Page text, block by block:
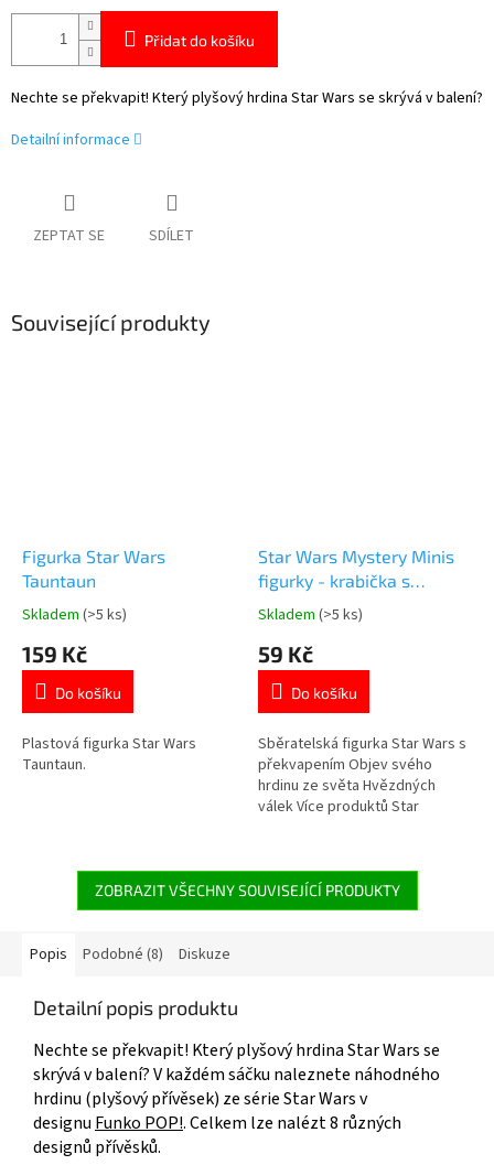
Přidat do košíku
Nechte se překvapit! Který plyšový hrdina Star Wars se skrývá v balení?
Detailní informace
ZEPTAT SE SDÍLET
Související produkty
Figurka Star Wars
Tauntaun
Průměrné
produktu
5,0
5
hvězdiček.
Skladem (>5 ks)
159 Kč
Do košíku
Plastová figurka Star Wars
Tauntaun.
Star Wars Mystery Minis
figurky - krabička s
překvapením
Průměrné
produktu
4,9
5
hvězdiček.
Skladem (>5 ks)
59 Kč
Do košíku
Sběratelská figurka Star Wars s
překvapením Objev svého
hrdinu ze světa Hvězdných
válek Více produktů Star
ZOBRAZIT VŠECHNY SOUVISEJÍCÍ PRODUKTY
Popis Podobné (8) Diskuze
Detailní popis produktu
Nechte se překvapit! Který plyšový hrdina Star Wars se
skrývá v balení? V každém sáčku naleznete náhodného
hrdinu (plyšový přívěsek) ze série Star Wars v
designu Funko POP!. Celkem lze nalézt 8 různých
designů přívěsků.